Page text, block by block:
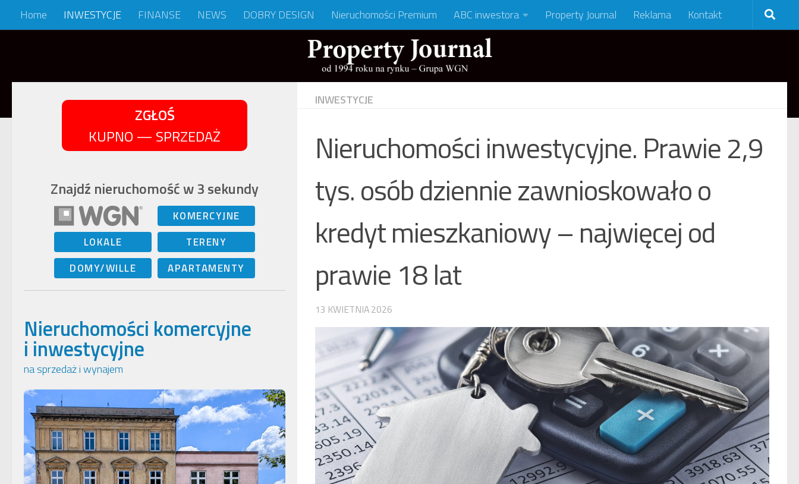
Skip to content
Home INWESTYCJE FINANSE NEWS DOBRY DESIGN Nieruchomości Premium ABC inwestora Property Journal Reklama Kontakt
INWESTYCJE
Nieruchomości inwestycyjne. Prawie 2,9
tys. osób dziennie zawnioskowało o
kredyt mieszkaniowy – najwięcej od
prawie 18 lat
13 KWIETNIA 2026
ZGŁOŚ
KUPNO — SPRZEDAŻ
Znajdź nieruchomość w 3 sekundy
KOMERCYJNE
LOKALE
TERENY
DOMY/WILLE
APARTAMENTY
Nieruchomości komercyjne
i inwestycyjne
na sprzedaż i wynajem